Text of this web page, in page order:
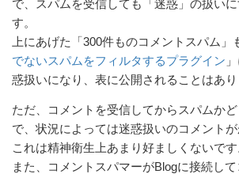
で、スパムを受信しても「迷惑」の扱い
す。
上にあげた「300件ものコメントスパム」
でないスパムをフィルタするプラグイン
惑扱いになり、表に公開されることはあり
ただ、コメントを受信してからスパムか
で、状況によっては迷惑扱いのコメントが
これは精神衛生上あまり好ましくないです
また、コメントスパマーがBlogに接続し